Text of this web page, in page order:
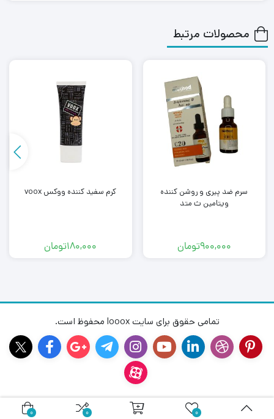
محصولات مرتبط
سرم ضد پیری و روشن کننده
ویتامین ث متد
900,000تومان
کرم سفید کننده ووکس voox
180,000تومان
تمامی حقوق برای سایت looox محفوظ است.
0
0
0